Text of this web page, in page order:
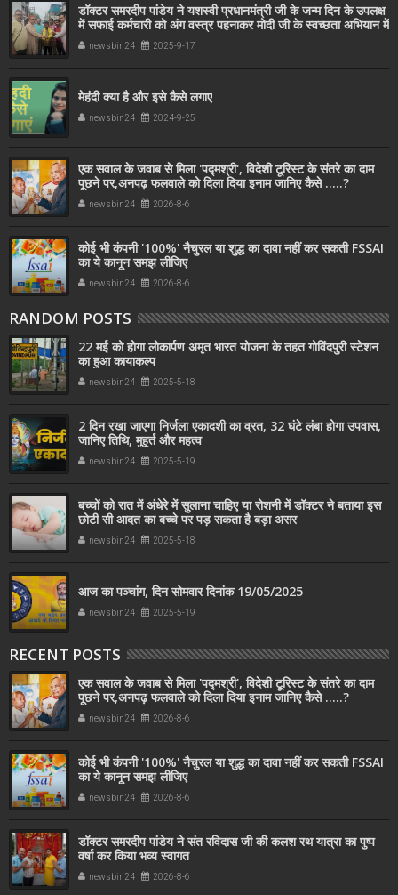
डॉक्टर समरदीप पांडेय ने यशस्वी प्रधानमंत्री जी के जन्म दिन के उपलक्ष
में सफाई कर्मचारी को अंग वस्त्र पहनाकर मोदी जी के स्वच्छता अभियान में
सहयोग किया
newsbin24 2025-9-17
मेहंदी क्या है और इसे कैसे लगाए
newsbin24 2024-9-25
एक सवाल के जवाब से मिला 'पद्मश्री', विदेशी टूरिस्ट के संतरे का दाम
पूछने पर,अनपढ़ फलवाले को दिला दिया इनाम जानिए कैसे .....?
newsbin24 2026-8-6
कोई भी कंपनी '100%' नैचुरल या शुद्ध का दावा नहीं कर सकती FSSAI
का ये कानून समझ लीजिए
newsbin24 2026-8-6
RANDOM POSTS
22 मई को होगा लोकार्पण अमृत भारत योजना के तहत गोविंदपुरी स्टेशन
का हुआ कायाकल्प
newsbin24 2025-5-18
2 दिन रखा जाएगा निर्जला एकादशी का व्रत, 32 घंटे लंबा होगा उपवास,
जानिए तिथि, मुहूर्त और महत्व
newsbin24 2025-5-19
बच्चों को रात में अंधेरे में सुलाना चाहिए या रोशनी में डॉक्टर ने बताया इस
छोटी सी आदत का बच्चे पर पड़ सकता है बड़ा असर
newsbin24 2025-5-18
आज का पञ्चांग, दिन सोमवार दिनांक 19/05/2025
newsbin24 2025-5-19
RECENT POSTS
एक सवाल के जवाब से मिला 'पद्मश्री', विदेशी टूरिस्ट के संतरे का दाम
पूछने पर,अनपढ़ फलवाले को दिला दिया इनाम जानिए कैसे .....?
newsbin24 2026-8-6
कोई भी कंपनी '100%' नैचुरल या शुद्ध का दावा नहीं कर सकती FSSAI
का ये कानून समझ लीजिए
newsbin24 2026-8-6
डॉक्टर समरदीप पांडेय ने संत रविदास जी की कलश रथ यात्रा का पुष्प
वर्षा कर किया भव्य स्वागत
newsbin24 2026-8-6